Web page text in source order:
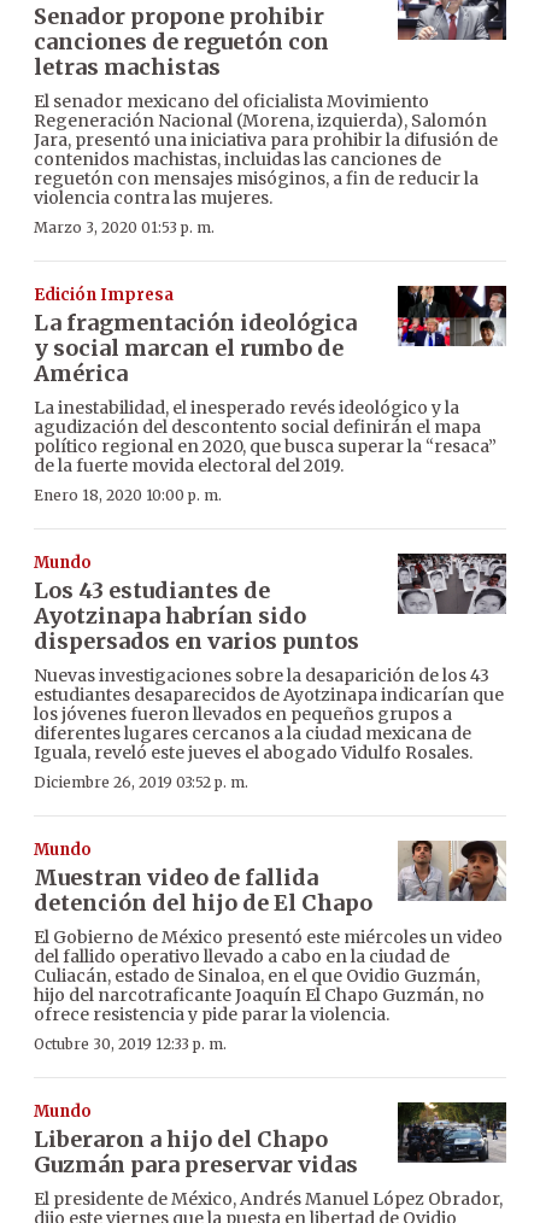
Senador propone prohibir
canciones de reguetón con
letras machistas
El senador mexicano del oficialista Movimiento
Regeneración Nacional (Morena, izquierda), Salomón
Jara, presentó una iniciativa para prohibir la difusión de
contenidos machistas, incluidas las canciones de
reguetón con mensajes misóginos, a fin de reducir la
violencia contra las mujeres.
Marzo 3, 2020 01:53 p. m.
Edición Impresa
La fragmentación ideológica
y social marcan el rumbo de
América
La inestabilidad, el inesperado revés ideológico y la
agudización del descontento social definirán el mapa
político regional en 2020, que busca superar la “resaca”
de la fuerte movida electoral del 2019.
Enero 18, 2020 10:00 p. m.
Mundo
Los 43 estudiantes de
Ayotzinapa habrían sido
dispersados en varios puntos
Nuevas investigaciones sobre la desaparición de los 43
estudiantes desaparecidos de Ayotzinapa indicarían que
los jóvenes fueron llevados en pequeños grupos a
diferentes lugares cercanos a la ciudad mexicana de
Iguala, reveló este jueves el abogado Vidulfo Rosales.
Diciembre 26, 2019 03:52 p. m.
Mundo
Muestran video de fallida
detención del hijo de El Chapo
El Gobierno de México presentó este miércoles un video
del fallido operativo llevado a cabo en la ciudad de
Culiacán, estado de Sinaloa, en el que Ovidio Guzmán,
hijo del narcotraficante Joaquín El Chapo Guzmán, no
ofrece resistencia y pide parar la violencia.
Octubre 30, 2019 12:33 p. m.
Mundo
Liberaron a hijo del Chapo
Guzmán para preservar vidas
El presidente de México, Andrés Manuel López Obrador,
dijo este viernes que la puesta en libertad de Ovidio